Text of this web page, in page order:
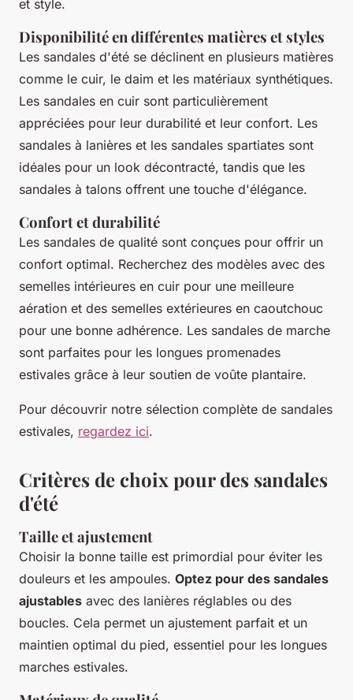
et style.
Disponibilité en différentes matières et styles
Les sandales d'été se déclinent en plusieurs matières
comme le cuir, le daim et les matériaux synthétiques.
Les sandales en cuir sont particulièrement
appréciées pour leur durabilité et leur confort. Les
sandales à lanières et les sandales spartiates sont
idéales pour un look décontracté, tandis que les
sandales à talons offrent une touche d'élégance.
Confort et durabilité
Les sandales de qualité sont conçues pour offrir un
confort optimal. Recherchez des modèles avec des
semelles intérieures en cuir pour une meilleure
aération et des semelles extérieures en caoutchouc
pour une bonne adhérence. Les sandales de marche
sont parfaites pour les longues promenades
estivales grâce à leur soutien de voûte plantaire.
Pour découvrir notre sélection complète de sandales
estivales, regardez ici.
Critères de choix pour des sandales
d'été
Taille et ajustement
Choisir la bonne taille est primordial pour éviter les
douleurs et les ampoules. Optez pour des sandales
ajustables avec des lanières réglables ou des
boucles. Cela permet un ajustement parfait et un
maintien optimal du pied, essentiel pour les longues
marches estivales.